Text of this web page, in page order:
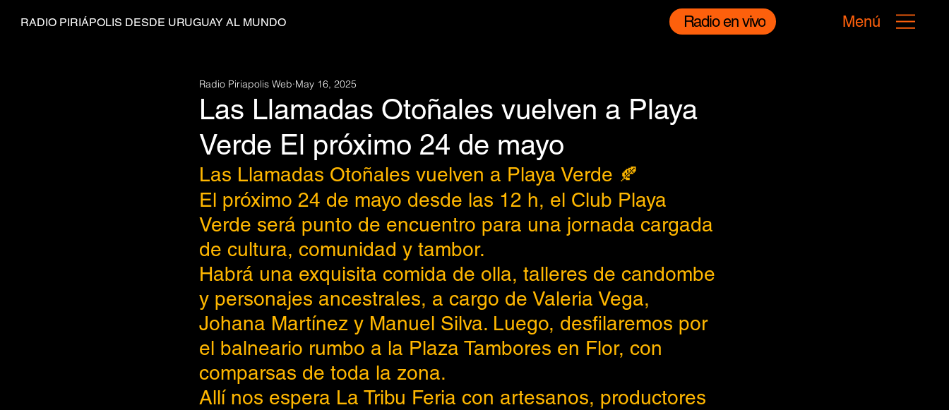
RADIO PIRIÁPOLIS DESDE URUGUAY AL MUNDO Radio en vivo Menú
Las Llamadas Otoñales vuelven a Playa
Verde El próximo 24 de mayo
Radio Piriapolis Web May 16, 2025
Las Llamadas Otoñales vuelven a Playa Verde 🍂
El próximo 24 de mayo desde las 12 h, el Club Playa
Verde será punto de encuentro para una jornada cargada
de cultura, comunidad y tambor.
Habrá una exquisita comida de olla, talleres de candombe
y personajes ancestrales, a cargo de Valeria Vega,
Johana Martínez y Manuel Silva. Luego, desfilaremos por
el balneario rumbo a la Plaza Tambores en Flor, con
comparsas de toda la zona.
Allí nos espera La Tribu Feria con artesanos, productores